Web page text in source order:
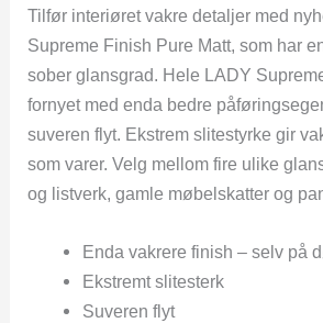
Tilfør interiøret vakre detaljer med
Supreme Finish Pure Matt, som har
sober glansgrad. Hele LADY
fornyet med enda bedre
suveren flyt. Ekstrem slitestyrke gir
som varer. Velg mellom fire ulike
og listverk, gamle møbelskatter og
Enda vakrere finish – selv på
Ekstremt slitesterk
Suveren flyt